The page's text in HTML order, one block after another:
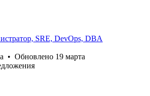
SRE, DevOps, DBA
• Обновлено 19 марта